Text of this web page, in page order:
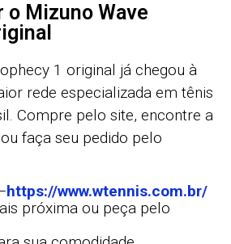
o Mizuno Wave
1 original já chegou à
rede especializada em tênis
Compre pelo site, encontre a
faça seu pedido pelo
https://www.wtennis.com.br/
próxima ou peça pelo